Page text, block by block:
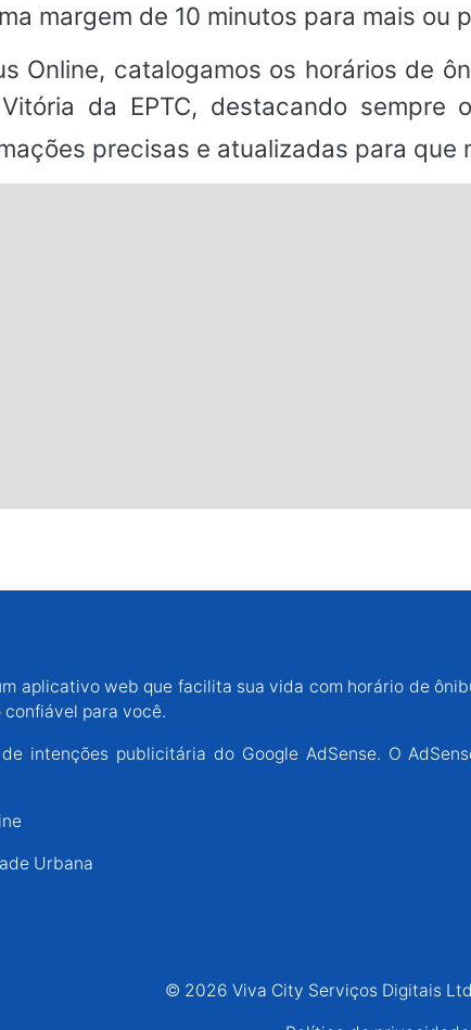
margem de 10 minutos para mais ou
Online, catalogamos os horários de
da EPTC, destacando sempre o
precisas e atualizadas para
aplicativo web que facilita sua vida com horário de
para você.
intenções publicitária do Google AdSense. O
Urbana
© 2026 Viva City Serviços Digitais